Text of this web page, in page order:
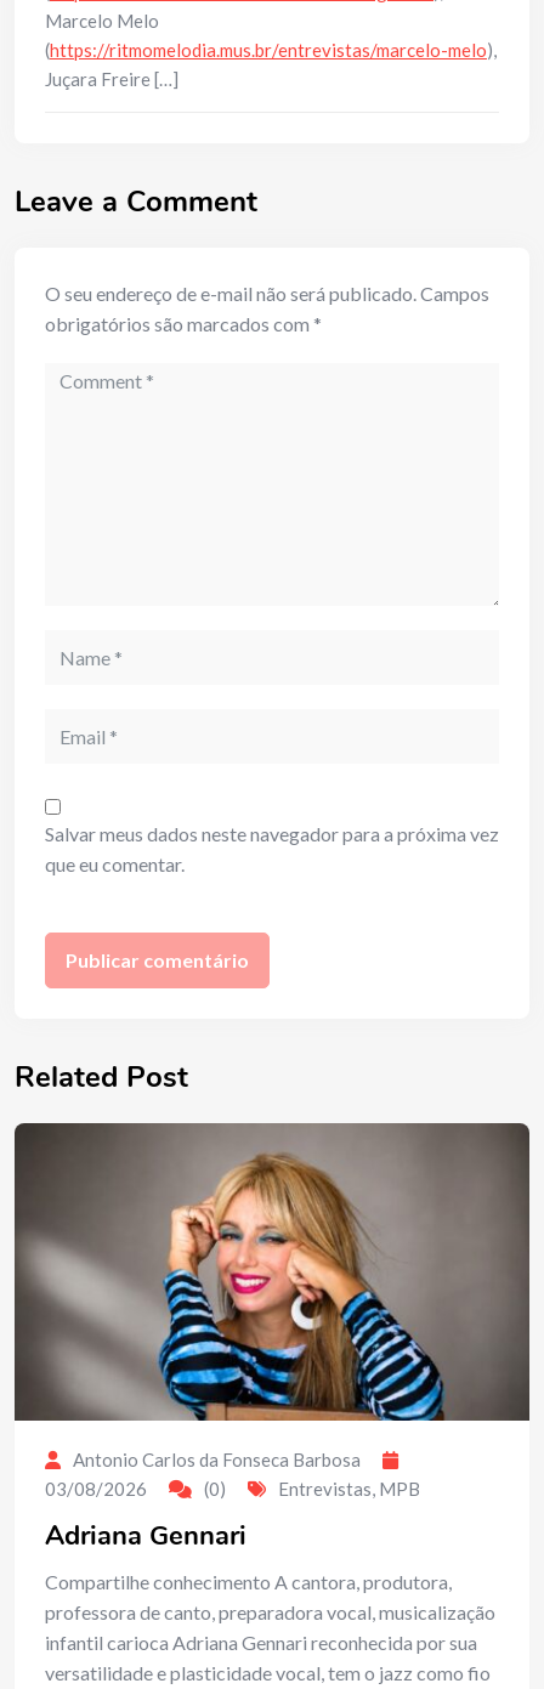
Marcelo Melo
(https://ritmomelodia.mus.br/entrevistas/marcelo-melo),
Juçara Freire […]
Leave a Comment
O seu endereço de e-mail não será publicado.Campos
obrigatórios são marcados com *
Comment
Salvar meus dados neste navegador para a próxima vez
que eu comentar.
Related Post
Antonio Carlos da Fonseca Barbosa
03/08/2026
(0) Entrevistas, MPB
Adriana Gennari
Compartilhe conhecimento A cantora, produtora,
professora de canto, preparadora vocal, musicalização
infantil carioca Adriana Gennari reconhecida por sua
versatilidade e plasticidade vocal, tem o jazz como fio